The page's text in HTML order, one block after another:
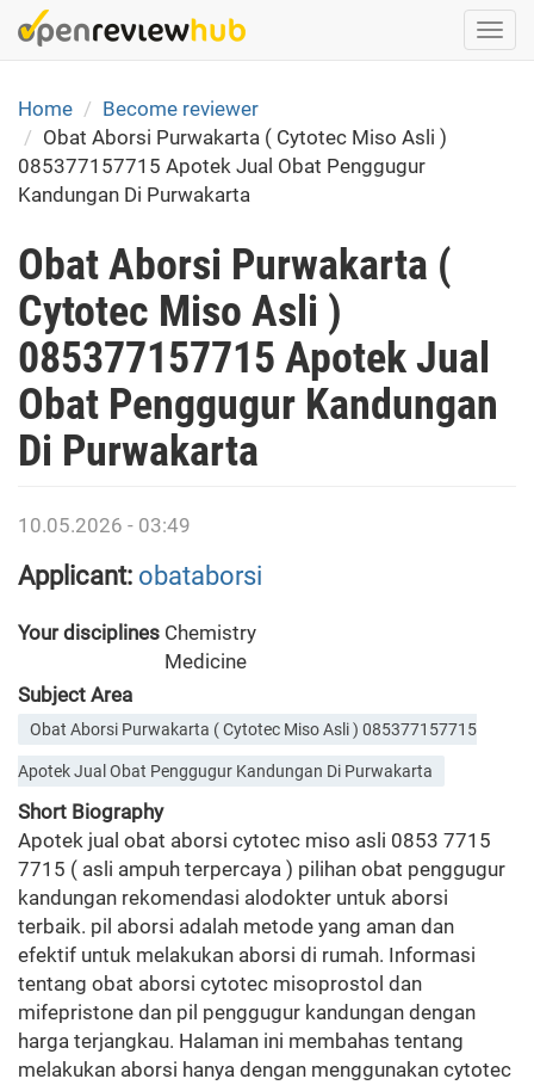
Skip
to
content
Home
Become reviewer
Obat Aborsi Purwakarta ( Cytotec Miso Asli )
085377157715 Apotek Jual Obat Penggugur
Kandungan Di Purwakarta
Obat Aborsi Purwakarta (
Cytotec Miso Asli )
085377157715 Apotek Jual
Obat Penggugur Kandungan
Di Purwakarta
10.05.2026 - 03:49
Applicant: obataborsi
Your disciplines Chemistry
Medicine
Subject Area
Obat Aborsi Purwakarta ( Cytotec Miso Asli ) 085377157715
Apotek Jual Obat Penggugur Kandungan Di Purwakarta
Short Biography
Apotek jual obat aborsi cytotec miso asli 0853 7715
7715 ( asli ampuh terpercaya ) pilihan obat penggugur
kandungan rekomendasi alodokter untuk aborsi
terbaik. pil aborsi adalah metode yang aman dan
efektif untuk melakukan aborsi di rumah. Informasi
tentang obat aborsi cytotec misoprostol dan
mifepristone dan pil penggugur kandungan dengan
harga terjangkau. Halaman ini membahas tentang
melakukan aborsi hanya dengan menggunakan cytotec